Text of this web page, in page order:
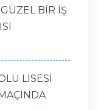
BİR İŞ
LİSESİ